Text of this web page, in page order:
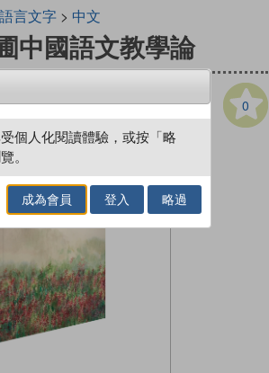
語言文字> 中文
中國語文教學論
0
個人化閱讀體驗，或按「略
。
成為會員 登入 略過